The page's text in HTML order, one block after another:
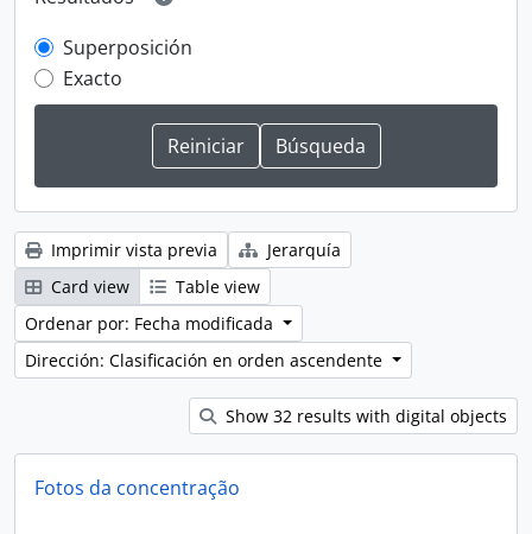
Superposición
Exacto
Imprimir vista previa
Jerarquía
Card view
Table view
Ordenar por: Fecha modificada
Dirección: Clasificación en orden ascendente
Show 32 results with digital objects
Fotos da concentração